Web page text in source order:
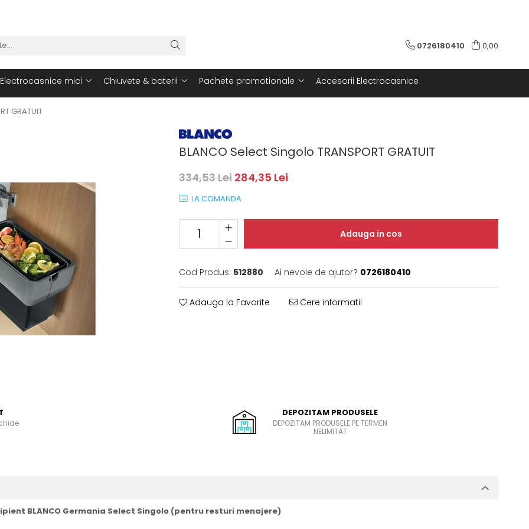
0726180410 0,00
Electrocasnice mici Chiuvete & baterii Pachete promotionale Accesorii Electrocasnice
GRATUIT
BLANCO Select Singolo TRANSPORT GRATUIT
334,53 Lei 284,35 Lei
LA COMANDA
Adauga in cos
Cod Produs: 512880 Ai nevoie de ajutor? 0726180410
Adauga la Favorite Cere informatii
DEPOZITAM PRODUSELE
DEPOZITAM PRODUSELE PE TERMEN
NELIMITAT
BLANCO Germania Select Singolo (pentru resturi menajere)